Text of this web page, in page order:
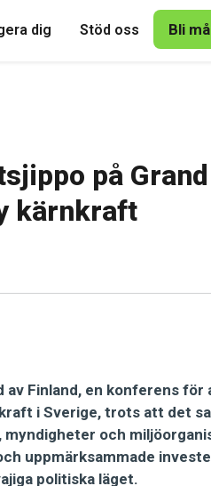
dig Stöd oss Bli
på
kärnkraft
av Finland, en konferens
i Sverige, trots att det
och
uppmärksammade
politiska läget.